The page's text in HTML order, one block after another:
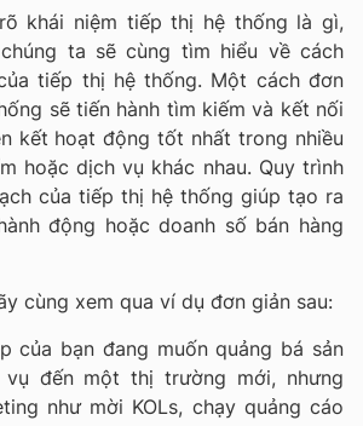
khái niệm tiếp thị hệ thống là gì,
ta sẽ cùng tìm hiểu về cách
tiếp thị hệ thống. Một cách đơn
sẽ tiến hành tìm kiếm và kết nối
kết hoạt động tốt nhất trong nhiều
hoặc dịch vụ khác nhau. Quy trình
của tiếp thị hệ thống giúp tạo ra
động hoặc doanh số bán hàng
cùng xem qua ví dụ đơn giản sau:
của bạn đang muốn quảng bá sản
vụ đến một thị trường mới, nhưng
như mời KOLs, chạy quảng cáo